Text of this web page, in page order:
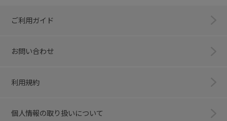
ご利用ガイド
お問い合わせ
利用規約
個人情報の取り扱いについて